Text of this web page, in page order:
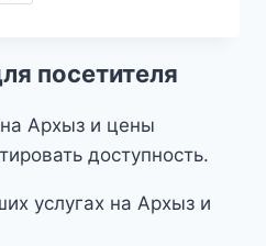
посетителя
на Архыз и цены
доступность.
услугах на Архыз и